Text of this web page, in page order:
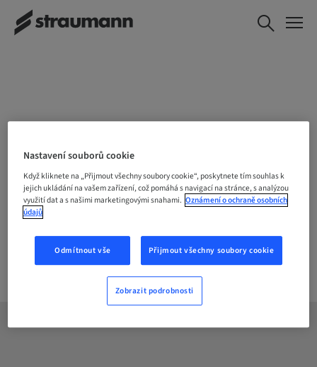
ZVOLTE SVOU LOALITU
Společnost
Nastavení souborů cookie
Když kliknete na „Přijmout všechny soubory cookie“, poskytnete tím souhlas k
jejich ukládání na vašem zařízení, což pomáhá s navigací na stránce, s analýzou
využití dat a s našimi marketingovými snahami. Oznámení o ochraně osobních
údajů
Odmítnout vše Přijmout všechny soubory cookie
Zobrazit podrobnosti